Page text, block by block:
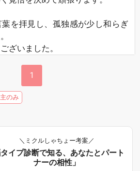
を拝見し、孤独感が少し和らぎ
ざいました。
1
主のみ
＼ミクルしゃちょー考案／
タイプ診断で知る、あなたとパート
ナーの相性」